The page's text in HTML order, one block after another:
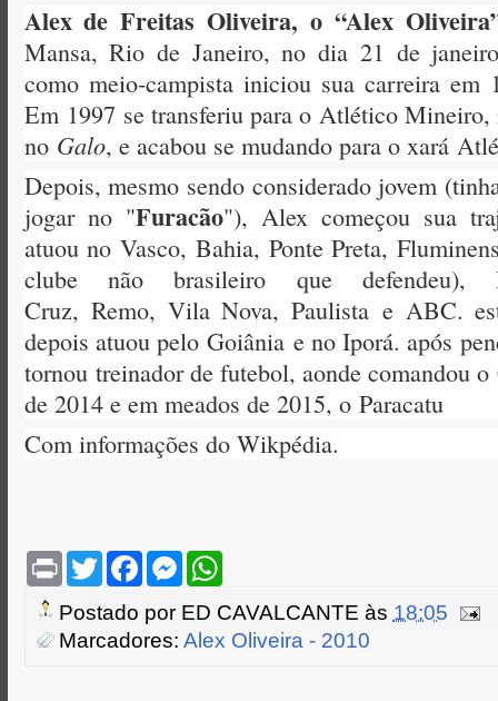
Alex de Freitas Oliveira, o “Alex
Mansa, Rio de Janeiro, no dia 21 de
como meio-campista iniciou sua carreira em
Em 1997 se transferiu para o Atlético Mineiro,
no Galo, e acabou se mudando para o xará
Depois, mesmo sendo considerado jovem
jogar no "Furacão"), Alex começou sua
atuou no Vasco, Bahia, Ponte Preta,
clube não brasileiro que defendeu),
Cruz, Remo, Vila Nova, Paulista e ABC.
depois atuou pelo Goiânia e no Iporá. após
tornou treinador de futebol, aonde comandou o
de 2014 e em meados de 2015, o Paracatu
Com informações do Wikpédia.
P
n
t
T
w
t
e
F
e
b
o
M
s
e
n
W
t
A
Postado por ED CAVALCANTE às 18:05
Marcadores: Alex Oliveira - 2010